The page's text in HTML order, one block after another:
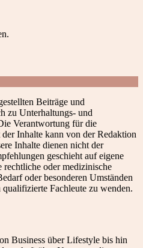
Beiträge und
zu Unterhaltungs- und
Verantwortung für die
Inhalte kann von der Redaktion
Inhalte dienen nicht der
geschieht auf eigene
oder medizinische
oder besonderen Umständen
Fachleute zu wenden.
Business über Lifestyle bis hin